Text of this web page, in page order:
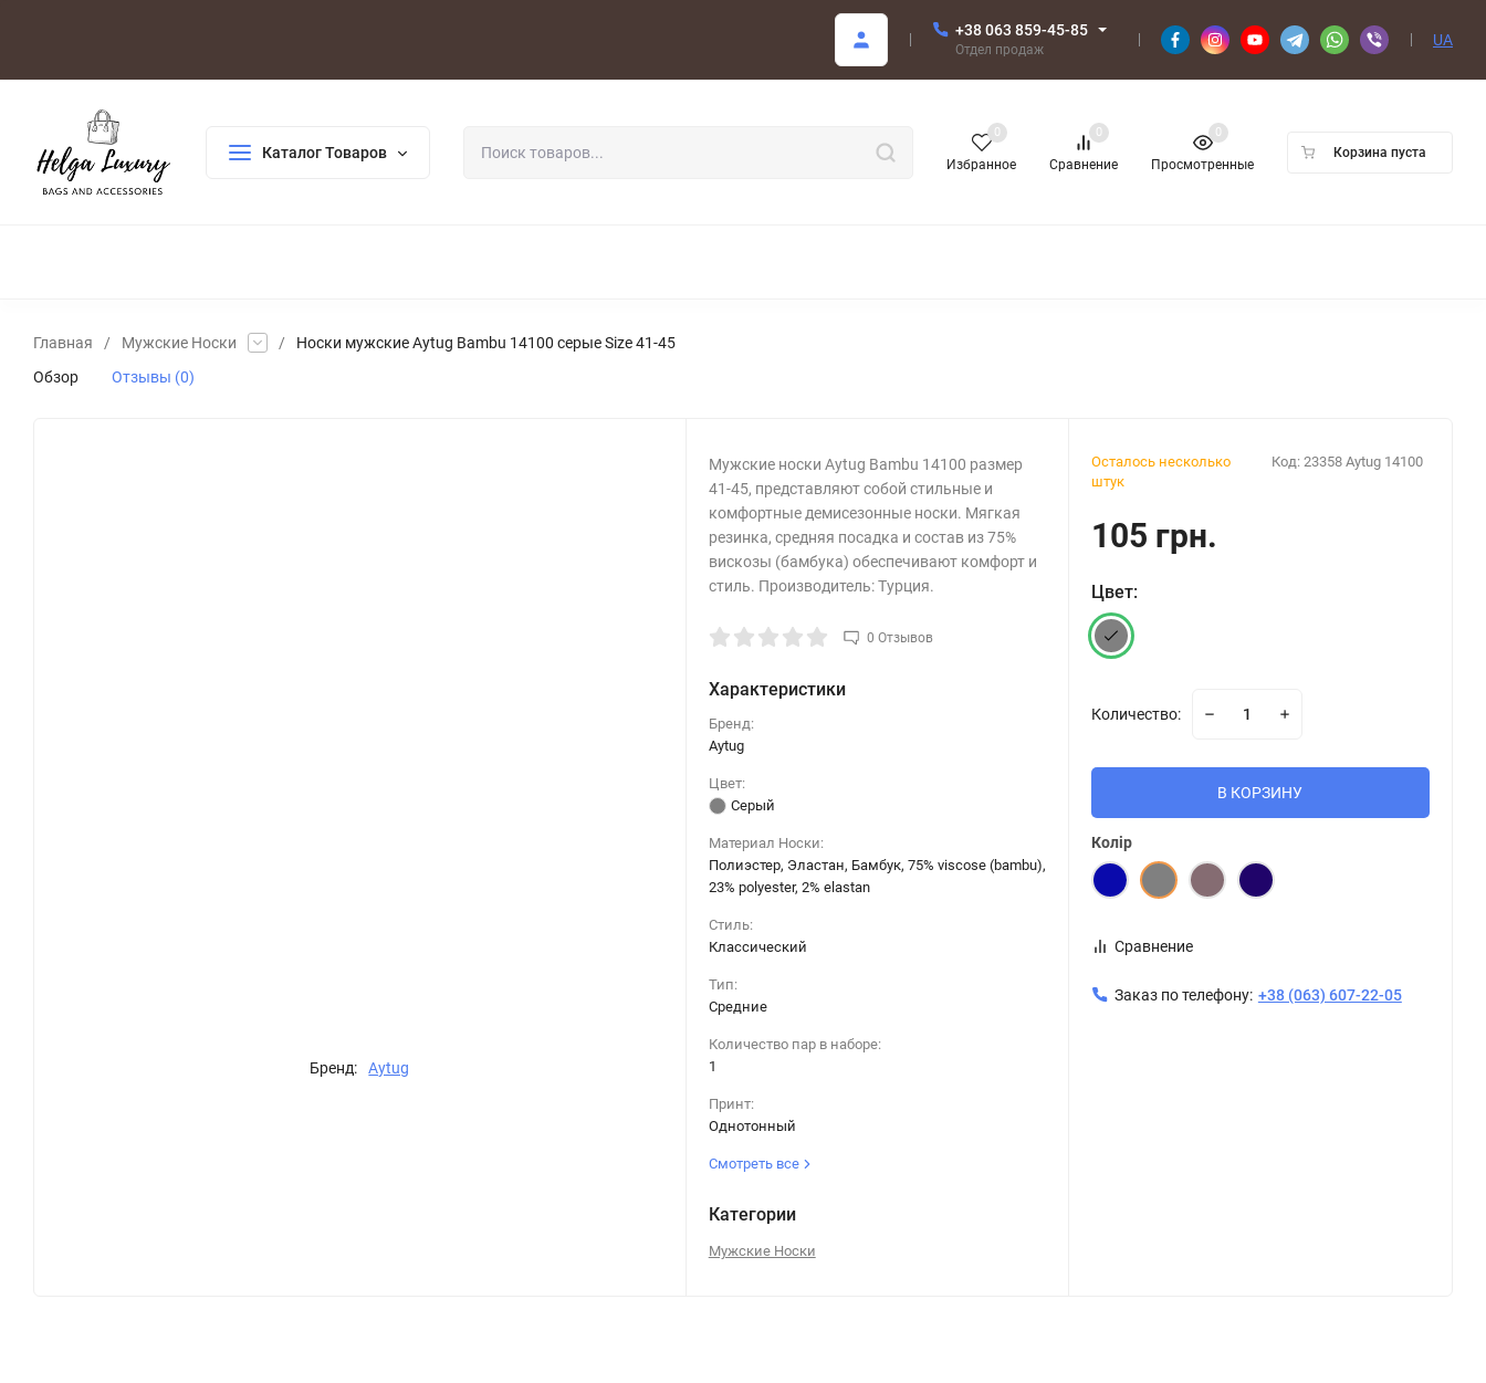
+38 063 859-45-85
Отдел продаж
UA
Каталог Товаров
Избранное
0
Сравнение
0
Просмотренные
0
Корзина пуста
Главная / Мужские Носки /
Носки мужские Aytug Bambu 14100 серые Size 41-45
Обзор
Отзывы (0)
Бренд: Aytug
Мужские носки Aytug Bambu 14100 размер
41-45, представляют собой стильные и
комфортные демисезонные носки. Мягкая
резинка, средняя посадка и состав из 75%
вискозы (бамбука) обеспечивают комфорт и
стиль. Производитель: Турция.
0 Отзывов
Характеристики
Бренд:
Aytug
Цвет:
Серый
Материал Носки:
Полиэстер, Эластан, Бамбук, 75% viscose (bambu),
23% polyester, 2% elastan
Стиль:
Классический
Тип:
Средние
Количество пар в наборе:
1
Принт:
Однотонный
Смотреть все
Категории
Мужские Носки
Осталось несколько
штук
Код: 23358 Aytug 14100
105 грн.
Цвет:
Количество:
В КОРЗИНУ
Колір
Сравнение
Заказ по телефону: +38 (063) 607-22-05